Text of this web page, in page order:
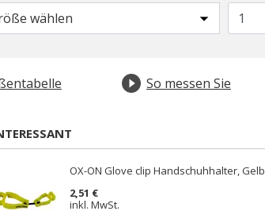
wählen
So messen Sie
OX-ON Glove clip Handschuhhalter, Gelb
2,51 €
inkl. MwSt.